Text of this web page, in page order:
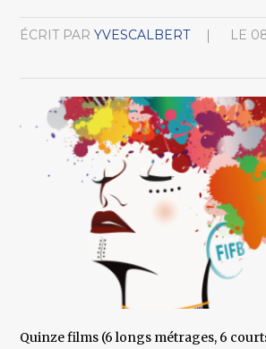
ÉCRIT PAR YVESCALBERT LE
Quinze films (6 longs métrages, 6